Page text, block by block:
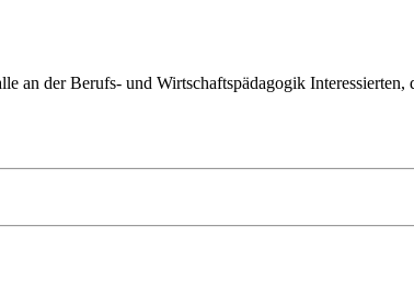
an der Berufs- und Wirtschaftspädagogik